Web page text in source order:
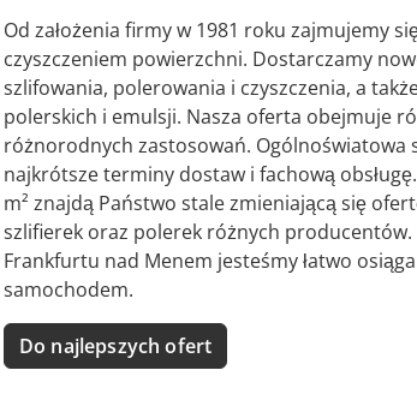
Od założenia firmy w 1981 roku zajmujemy
czyszczeniem powierzchni. Dostarczamy
szlifowania, polerowania i czyszczenia, a
polerskich i emulsji. Nasza oferta obejmuje
różnorodnych zastosowań. Ogólnoświatowa
najkrótsze terminy dostaw i fachową
m² znajdą Państwo stale zmieniającą się
szlifierek oraz polerek różnych
Frankfurtu nad Menem jesteśmy łatwo
samochodem.
Do najlepszych ofert